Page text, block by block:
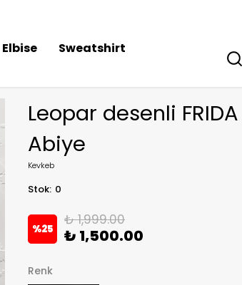
Elbise
Sweatshirt
Leopar desenli FRIDA
Abiye
Kevkeb
Stok: 0
%25
₺ 1,999.00
₺ 1,500.00
Renk